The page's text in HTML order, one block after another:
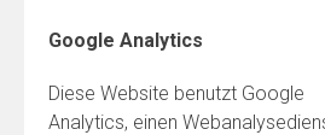
Google Analytics
Diese Website benutzt Google
Analytics, einen